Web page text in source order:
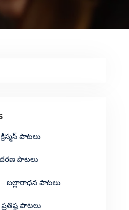
పాటలు
పాటలు
– బల్లారాధన పాటలు
ప్రతిష్ఠ పాటలు